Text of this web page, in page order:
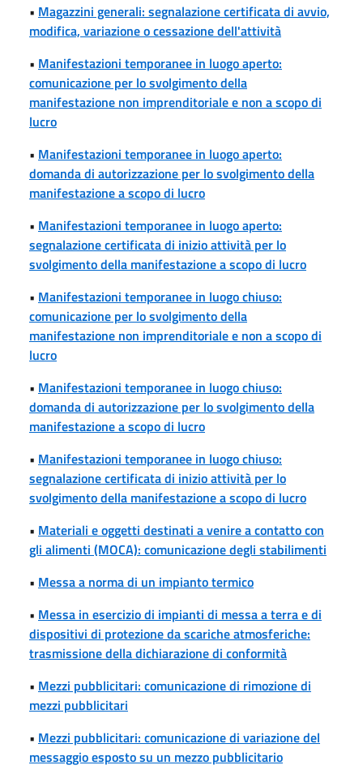
• Magazzini generali: segnalazione certificata di avvio,
modifica, variazione o cessazione dell'attività
• Manifestazioni temporanee in luogo aperto:
comunicazione per lo svolgimento della
manifestazione non imprenditoriale e non a scopo di
lucro
• Manifestazioni temporanee in luogo aperto:
domanda di autorizzazione per lo svolgimento della
manifestazione a scopo di lucro
• Manifestazioni temporanee in luogo aperto:
segnalazione certificata di inizio attività per lo
svolgimento della manifestazione a scopo di lucro
• Manifestazioni temporanee in luogo chiuso:
comunicazione per lo svolgimento della
manifestazione non imprenditoriale e non a scopo di
lucro
• Manifestazioni temporanee in luogo chiuso:
domanda di autorizzazione per lo svolgimento della
manifestazione a scopo di lucro
• Manifestazioni temporanee in luogo chiuso:
segnalazione certificata di inizio attività per lo
svolgimento della manifestazione a scopo di lucro
• Materiali e oggetti destinati a venire a contatto con
gli alimenti (MOCA): comunicazione degli stabilimenti
• Messa a norma di un impianto termico
• Messa in esercizio di impianti di messa a terra e di
dispositivi di protezione da scariche atmosferiche:
trasmissione della dichiarazione di conformità
• Mezzi pubblicitari: comunicazione di rimozione di
mezzi pubblicitari
• Mezzi pubblicitari: comunicazione di variazione del
messaggio esposto su un mezzo pubblicitario